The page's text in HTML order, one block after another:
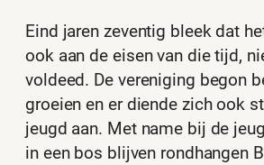
Eind jaren zeventig bleek dat
ook aan de eisen van die tijd,
voldeed. De vereniging begon
groeien en er diende zich ook
jeugd aan. Met name bij de
in een bos blijven rondhangen